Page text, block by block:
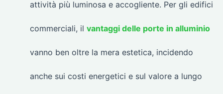
attività più luminosa e accogliente. Per gli edifici
commerciali, il vantaggi delle porte in alluminio
vanno ben oltre la mera estetica, incidendo
anche sui costi energetici e sul valore a lungo